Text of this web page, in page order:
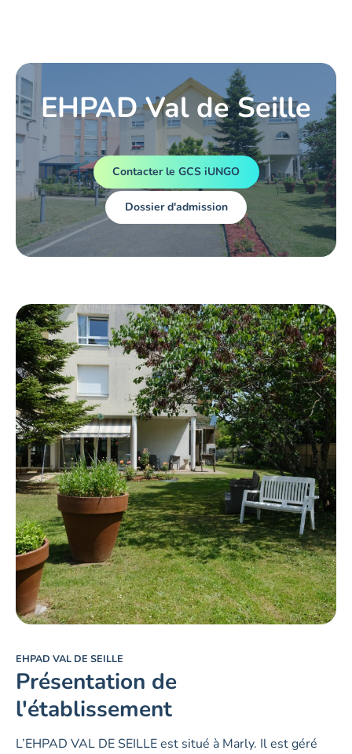
EHPAD Val de Seille
Contacter le GCS iUNGO
Dossier d'admission
EHPAD VAL DE SEILLE
Présentation de
l'établissement
L’EHPAD VAL DE SEILLE est situé à Marly. Il est géré